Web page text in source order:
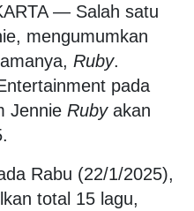
— Salah satu
mengumumkan
Ruby.
pada
Jennie Ruby akan
Rabu (22/1/2025),
total 15 lagu,